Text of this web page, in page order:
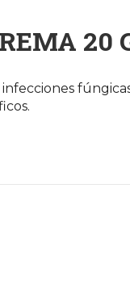
20